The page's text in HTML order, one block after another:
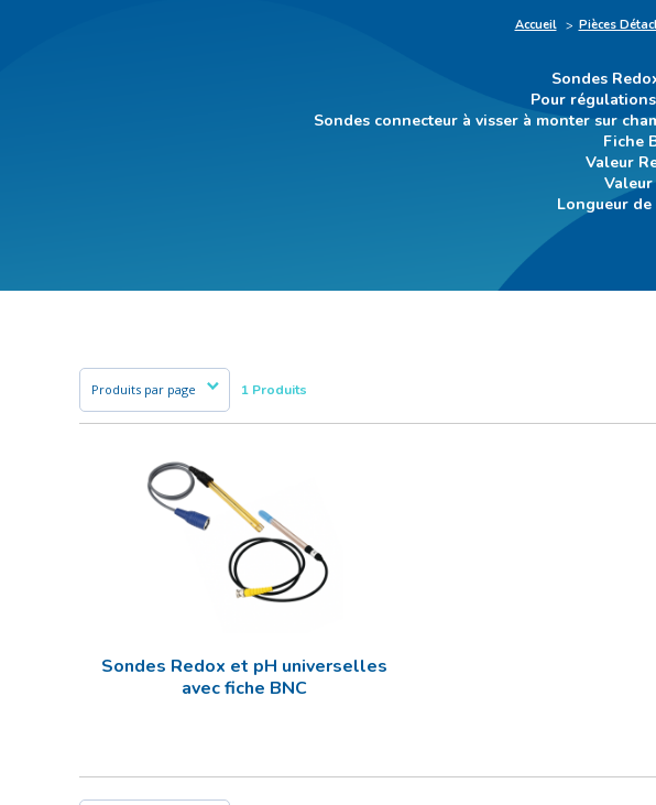
Accueil Pièces
Sondes
Pour régulations
Sondes connecteur à visser à monter sur
Fiche
Valeur
Longueur
1 Produits
Sondes Redox et pH universelles
avec fiche BNC